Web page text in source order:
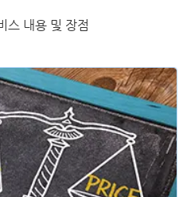
스 내용 및 장점